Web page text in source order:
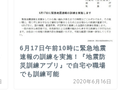
6月17日午前10時に緊急地震
速報の訓練を実施！『地震防
災訓練アプリ』で自宅や職場
でも訓練可能
2020年6月16日